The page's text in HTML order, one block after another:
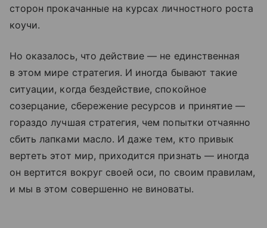
сторон прокачанные на курсах личностного роста
коучи.
Но оказалось, что действие — не единственная
в этом мире стратегия. И иногда бывают такие
ситуации, когда бездействие, спокойное
созерцание, сбережение ресурсов и принятие —
гораздо лучшая стратегия, чем попытки отчаянно
сбить лапками масло. И даже тем, кто привык
вертеть этот мир, приходится признать — иногда
он вертится вокруг своей оси, по своим правилам,
и мы в этом совершенно не виноваты.